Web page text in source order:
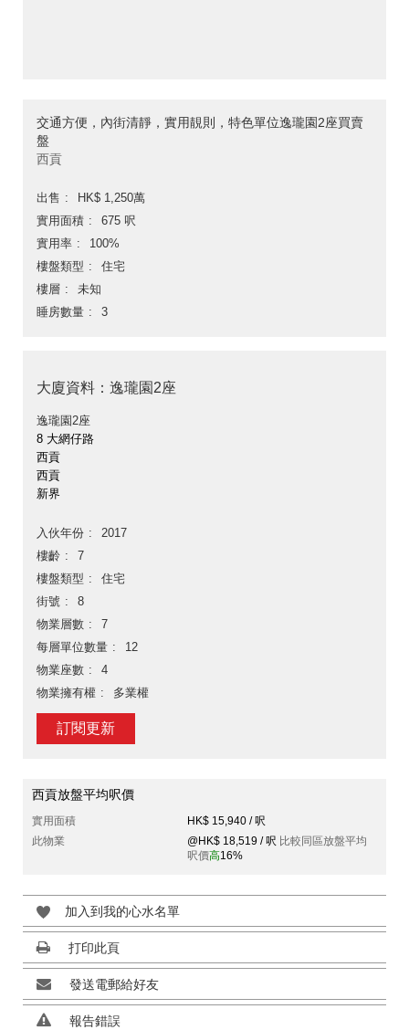
交通方便，內街清靜，實用靚則，特色單位逸瓏園2座買賣
盤
西貢
出售
HK$ 1,250萬
實用面積
675 呎
實用率
100%
樓盤類型
住宅
樓層
未知
睡房數量
3
大廈資料：逸瓏園2座
逸瓏園2座
8 大網仔路
西貢
西貢
新界
入伙年份
2017
樓齡
7
樓盤類型
住宅
街號
8
物業層數
7
每層單位數量
12
物業座數
4
物業擁有權
多業權
訂閱更新
西貢放盤平均呎價
實用面積
HK$ 15,940 / 呎
此物業
@HK$ 18,519 / 呎 比較同區放盤平均
呎價高16%
加入到我的心水名單
打印此頁
發送電郵給好友
報告錯誤